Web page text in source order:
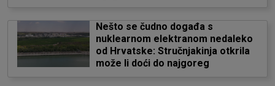
Nešto se čudno događa s
nuklearnom elektranom nedaleko
od Hrvatske: Stručnjakinja otkrila
može li doći do najgoreg